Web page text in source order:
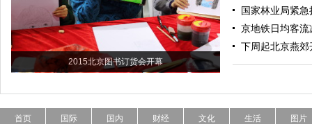
2015北京图书订货会开幕
国家林业局紧
京地铁日均客
下周起北京燕
首页 国际 国内 财经 文化 生活 图片